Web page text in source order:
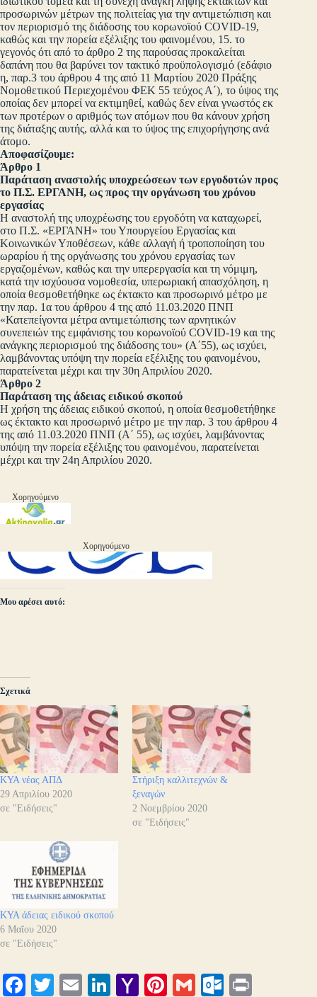
προσωρινών μέτρων της πολιτείας για την αντιμετώπιση και
τον περιορισμό της διάδοσης του κορωνοϊού COVID-19,
καθώς και την πορεία εξέλιξης του φαινομένου, 15. το
γεγονός ότι από το άρθρο 2 της παρούσας προκαλείται
δαπάνη που θα βαρύνει τον τακτικό προϋπολογισμό (εδάφιο
η, παρ.3 του άρθρου 4 της από 11 Μαρτίου 2020 Πράξης
Νομοθετικού Περιεχομένου ΦΕΚ 55 τεύχος Α΄), το ύψος της
οποίας δεν μπορεί να εκτιμηθεί, καθώς δεν είναι γνωστός εκ
των προτέρων ο αριθμός των ατόμων που θα κάνουν χρήση
της διάταξης αυτής, αλλά και το ύψος της επιχορήγησης ανά
άτομο.
Aποφασίζουμε:
Άρθρο 1
Παράταση αναστολής υποχρεώσεων των εργοδοτών προς
το Π.Σ. ΕΡΓΑΝΗ, ως προς την οργάνωση του χρόνου
εργασίας
Η αναστολή της υποχρέωσης του εργοδότη να καταχωρεί,
στο Π.Σ. «ΕΡΓΑΝΗ» του Υπουργείου Εργασίας και
Κοινωνικών Υποθέσεων, κάθε αλλαγή ή τροποποίηση του
ωραρίου ή της οργάνωσης του χρόνου εργασίας των
εργαζομένων, καθώς και την υπερεργασία και τη νόμιμη,
κατά την ισχύουσα νομοθεσία, υπερωριακή απασχόληση, η
οποία θεσμοθετήθηκε ως έκτακτο και προσωρινό μέτρο με
την παρ. 1α του άρθρου 4 της από 11.03.2020 ΠΝΠ
«Κατεπείγοντα μέτρα αντιμετώπισης των αρνητικών
συνεπειών της εμφάνισης του κορωνοϊού COVID-19 και της
ανάγκης περιορισμού της διάδοσης του» (Α΄55), ως ισχύει,
λαμβάνοντας υπόψη την πορεία εξέλιξης του φαινομένου,
παρατείνεται μέχρι και την 30η Απριλίου 2020.
Άρθρο 2
Παράταση της άδειας ειδικού σκοπού
Η χρήση της άδειας ειδικού σκοπού, η οποία θεσμοθετήθηκε
ως έκτακτο και προσωρινό μέτρο με την παρ. 3 του άρθρου 4
της από 11.03.2020 ΠΝΠ (Α΄ 55), ως ισχύει, λαμβάνοντας
υπόψη την πορεία εξέλιξης του φαινομένου, παρατείνεται
μέχρι και την 24η Απριλίου 2020.
Χορηγούμενο
Χορηγούμενο
Μου αρέσει αυτό:
Σχετικά
ΚΥΑ νέας ΑΠΔ
29 Απριλίου 2020
σε "Ειδήσεις"
Στήριξη καλλιτεχνών &
ξεναγών
2 Νοεμβρίου 2020
σε "Ειδήσεις"
ΚΥΑ άδειας ειδικού σκοπού
6 Μαΐου 2020
σε "Ειδήσεις"
Fa T
E
Li
Y
Pi
G
O